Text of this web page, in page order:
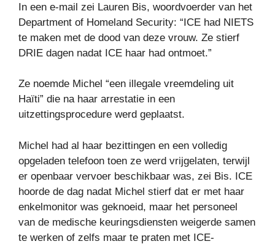
In een e-mail zei Lauren Bis, woordvoerder van het
Department of Homeland Security: “ICE had NIETS
te maken met de dood van deze vrouw. Ze stierf
DRIE dagen nadat ICE haar had ontmoet.”
Ze noemde Michel “een illegale vreemdeling uit
Haïti” die na haar arrestatie in een
uitzettingsprocedure werd geplaatst.
Michel had al haar bezittingen en een volledig
opgeladen telefoon toen ze werd vrijgelaten, terwijl
er openbaar vervoer beschikbaar was, zei Bis. ICE
hoorde de dag nadat Michel stierf dat er met haar
enkelmonitor was geknoeid, maar het personeel
van de medische keuringsdiensten weigerde samen
te werken of zelfs maar te praten met ICE-